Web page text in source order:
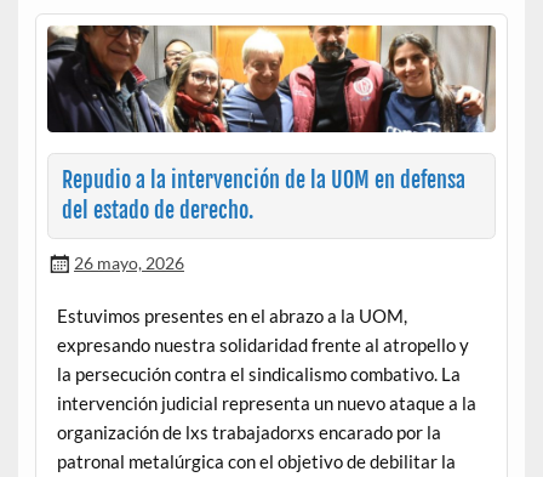
Repudio a la intervención de la UOM en defensa
del estado de derecho.
26 mayo, 2026
Estuvimos presentes en el abrazo a la UOM,
expresando nuestra solidaridad frente al atropello y
la persecución contra el sindicalismo combativo. La
intervención judicial representa un nuevo ataque a la
organización de lxs trabajadorxs encarado por la
patronal metalúrgica con el objetivo de debilitar la